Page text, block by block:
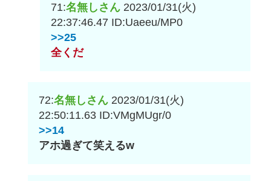
71:名無しさん 2023/01/31(火)
22:37:46.47 ID:Uaeeu/MP0
>>25
全くだ
72:名無しさん 2023/01/31(火)
22:50:11.63 ID:VMgMUgr/0
>>14
アホ過ぎて笑えるw